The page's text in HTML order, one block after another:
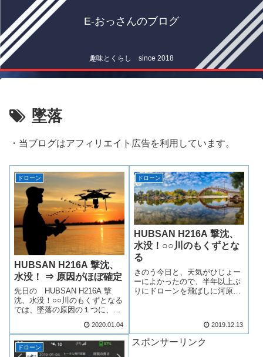
E-おっさんのブログ
趣味とくらし since 2018
墜落
・当ブログはアフィリエイト広告を利用しています。
ドローン
HUBSAN H216A 撃沈、
水没！ ⇒ 原因がほぼ確定
先日の HUBSAN H216A 撃
沈、水没！○○川のもくずとなる
では、墜落の原因の１つに、次
とは言いたくないので？、バッ
どちらかかと思いたいところ。
2020.01.04
ドローン
HUBSAN H216A 撃沈、
水没！○○川のもくずとな
る
きのう今日と、天気がひじょー
ーによかったので、半年以上ぶ
りにドローンを飛ばしに河原へ
はオール・クリア！早速機材を
用意して携帯と機体をバインド
しようとするが、...
2019.12.13
ドローン スポンサーリンク